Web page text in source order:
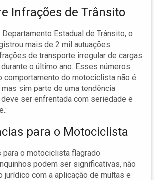
Infrações de Trânsito
Estadual de Trânsito, o
mais de 2 mil autuações
de transporte irregular de cargas
o último ano. Esses números
comportamento do motociclista não é
sim parte de uma tendência
ser enfrentada com seriedade e
para o Motociclista
o motociclista flagrado
podem ser significativas, não
jurídico com a aplicação de multas e